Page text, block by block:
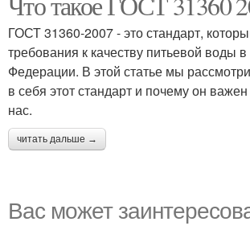
ГОСТ 31360-2007 - это стандарт,
требования к качеству питьевой воды
Федерации. В этой статье мы
в себя этот стандарт и почему он
нас.
читать дальше →
Вас может